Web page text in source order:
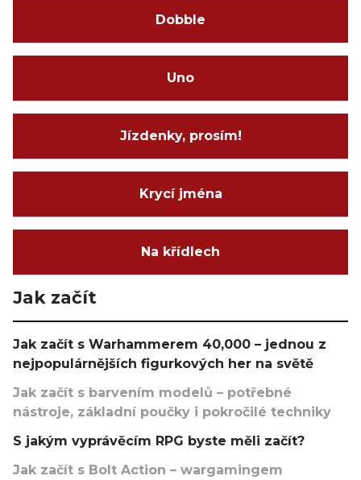
Dobble
Uno
Jízdenky, prosím!
Krycí jména
Na křídlech
Jak začít
Jak začít s Warhammerem 40,000 – jednou z
nejpopulárnějších figurkových her na světě
Jak začít s barvením modelů – potřebné
nástroje, základní poučky i pokročilé techniky
S jakým vyprávěcím RPG byste měli začít?
Jak začít s Bolt Action – wargamingem